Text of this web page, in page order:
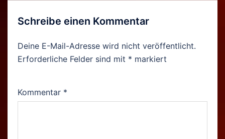
Schreibe einen Kommentar
Deine E-Mail-Adresse wird nicht veröffentlicht.
Erforderliche Felder sind mit * markiert
Kommentar *